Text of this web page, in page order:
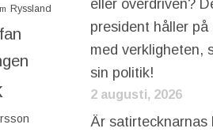
Ryssland
eller överdriven?
president håller
med verkligheten,
sin politik!
2 augusti, 2026
Är satirtecknarnas